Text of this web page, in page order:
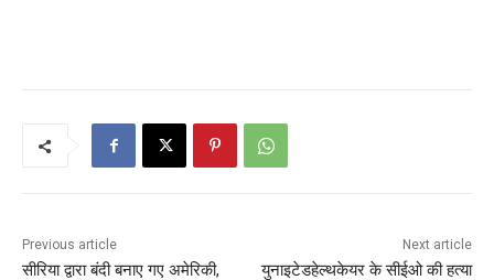
Previous article
सीरिया द्वारा बंदी बनाए गए अमेरिकी,
Next article
युनाइटेडहेल्थकेयर के सीईओ की हत्या